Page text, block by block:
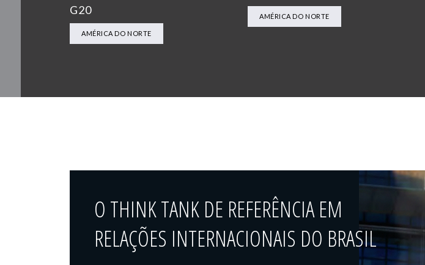
G20
AMÉRICA DO NORTE
AMÉRICA DO NORTE
O THINK TANK DE REFERÊNCIA EM
RELAÇÕES INTERNACIONAIS DO BRASIL